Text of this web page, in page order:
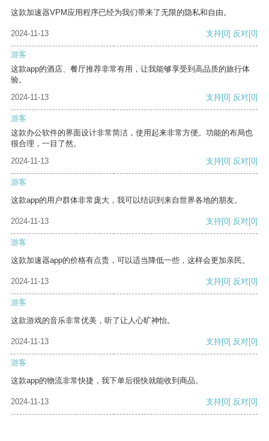
这款加速器VPM应用程序已经为我们带来了无限的隐私和自由。
2024-11-13 支持[0] 反对[0]
游客
这款app的酒店、餐厅推荐非常有用，让我能够享受到高品质的旅行体
验。
2024-11-13
支持[0] 反对[0]
游客
这款办公软件的界面设计非常简洁，使用起来非常方便。功能的布局也
很合理，一目了然。
2024-11-13
支持[0] 反对[0]
游客
这款app的用户群体非常庞大，我可以结识到来自世界各地的朋友。
2024-11-13 支持[0] 反对[0]
游客
这款加速器app的价格有点贵，可以适当降低一些，这样会更加亲民。
2024-11-13 支持[0] 反对[0]
游客
这款游戏的音乐非常优美，听了让人心旷神怡。
2024-11-13 支持[0] 反对[0]
游客
这款app的物流非常快捷，我下单后很快就能收到商品。
2024-11-13 支持[0] 反对[0]